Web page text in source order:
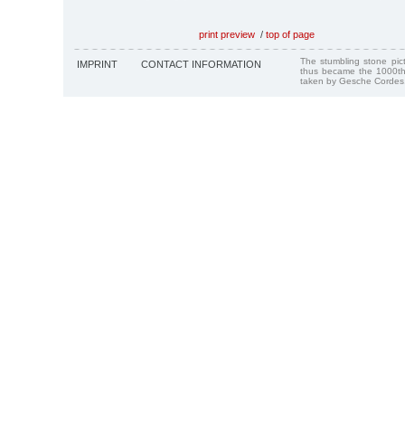
print preview / top of page
IMPRINT CONTACT INFORMATION
The stumbling stone
thus became the
taken by Gesche